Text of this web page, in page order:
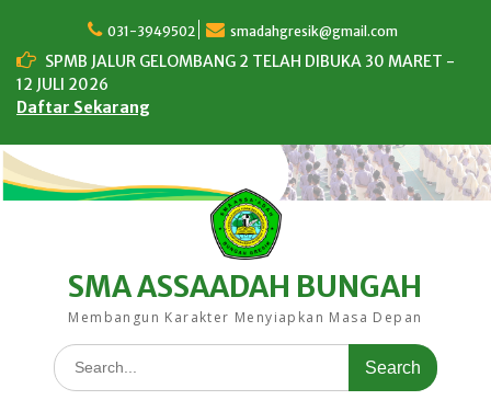
content
031-3949502 smadahgresik@gmail.com
SPMB JALUR GELOMBANG 2 TELAH DIBUKA 30 MARET -
12 JULI 2026
Daftar Sekarang
SMA ASSAADAH BUNGAH
Membangun Karakter Menyiapkan Masa Depan
Search
for: